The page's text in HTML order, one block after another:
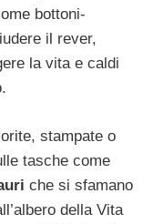
bottoni-
il rever,
la vita e caldi
stampate o
tasche come
che si sfamano
della Vita